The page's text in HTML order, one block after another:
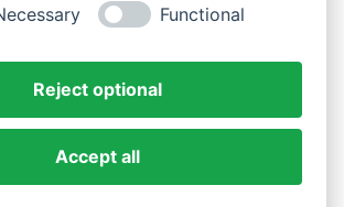
Functional
Reject optional
Accept all